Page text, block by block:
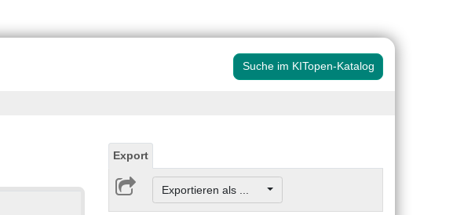
Suche im KITopen-Katalog
Export
Exportieren als ...